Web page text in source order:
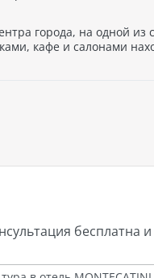
города, на одной из
кафе и салонами
бесплатна и